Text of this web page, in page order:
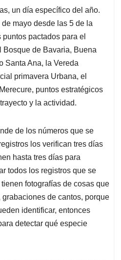
un día específico del año.
mayo desde las 5 de la
pactados para el
Bosque de Bavaria, Buena
Santa Ana, la Vereda
primavera Urbana, el
puntos estratégicos
y la actividad.
de los números que se
los verifican tres días
hasta tres días para
todos los registros que se
fotografías de cosas que
de cantos, porque
identificar, entonces
detectar qué especie